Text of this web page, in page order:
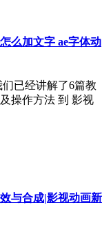
么加文字 ae字体动
已经讲解了6篇教
操作方法 到 影视
与合成|影视动画新